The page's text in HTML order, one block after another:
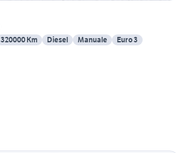
320000 Km Diesel Manuale Euro 3